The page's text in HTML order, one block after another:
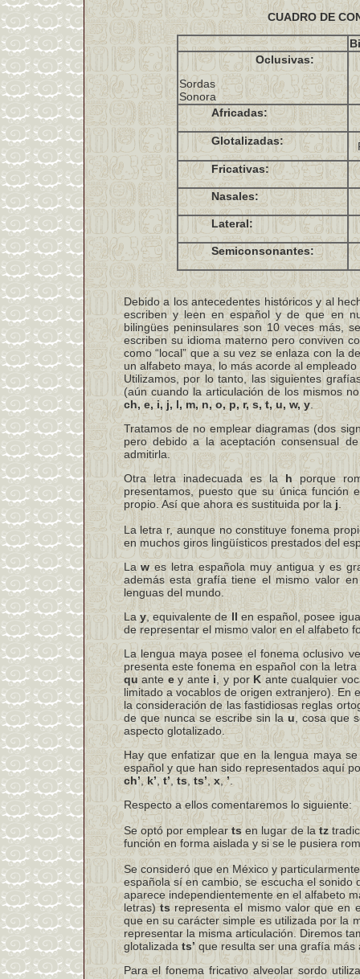
CUADRO DE
Oclusivas:
Sordas
Sonora
Africadas:
Glotalizadas:
Fricativas:
Nasales:
Lateral:
Semiconsonantes:
Debido a los antecedentes históricos y al
escriben y leen en español y de que en
bilingües peninsulares son 10 veces más,
escriben su idioma materno pero conviven
como “local” que a su vez se enlaza con la
un alfabeto maya, lo más acorde al empleado
Utilizamos, por lo tanto, las siguientes
(aún cuando la articulación de los mismos
ch, e, i, j, l, m, n, o, p, r, s, t, u, w, y.
Tratamos de no emplear diagramas (dos
pero debido a la aceptación consensual
admitirla.
Otra letra inadecuada es lahporque
presentamos, puesto que su única función
propio. Así que ahora es sustituida por la j
La letra r, aunque no constituye fonema
en muchos giros lingüísticos prestados del
Lawes letra española muy antigua y es
además esta grafía tiene el mismo valor
lenguas del mundo.
Lay, equivalente dellen español, posee
de representar el mismo valor en el alfabeto
La lengua maya posee el fonema oclusivo
presenta este fonema en español con la letra
quante ey antei , y por Kante cualquier
limitado a vocablos de origen extranjero). En
la consideración de las fastidiosas reglas
de que nunca se escribe sin la u, cosa que
aspecto glotalizado.
Hay que enfatizar que en la lengua maya
español y que han sido representados aquí
ch’,k’ ,t’,ts,ts’,x,’.
Respecto a ellos comentaremos lo siguiente:
Se optó por empleartsen lugar de latz
función en forma aislada y si se le pusiera
Se consideró que en México y
española sí en cambio, se escucha el
aparece independientemente en el alfabeto
letras)tsrepresenta el mismo valor que en
que en su carácter simple es utilizada por la
representar la misma articulación. Diremos
glotalizadats’ que resulta ser una grafía
Para el fonema fricativo alveolar sordo